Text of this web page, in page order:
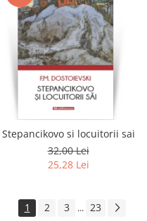
Stepancikovo si locuitorii sai
32,00 Lei
25,28 Lei
1 2 3 ... 23